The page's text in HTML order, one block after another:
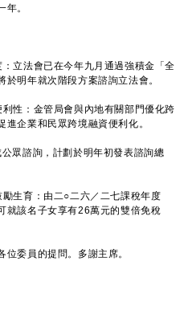
年。
立法會已在今年九月通過強積金「全
明年就次階段方案諮詢立法會。
性：金管局會與內地有關部門優化跨
企業和民眾跨境融資便利化。
眾諮詢，計劃於明年初發表諮詢總
勵生育：由二○二六／二七課稅年度
就該名子女享有26萬元的雙倍免稅
委員的提問。多謝主席。